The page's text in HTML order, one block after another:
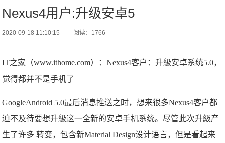
Nexus4用户:升级安卓5
2020-09-18 11:10:15 阅读：1766
IT之家（www.ithome.com）：Nexus4客户：升級安卓系统5.0，
觉得都并不是手机了
GoogleAndroid 5.0最后消息推送之时，想来很多Nexus4客户都
迫不及待要想升級这一全新的安卓手机系统。尽管此次升級产
生了许多 转变，包含新Material Design设计语言，但是看起来